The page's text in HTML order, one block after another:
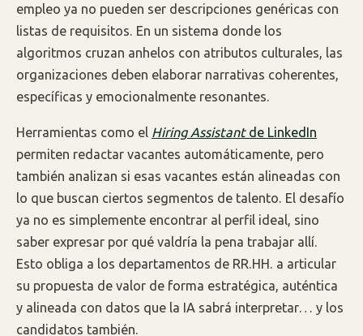
empleo ya no pueden ser descripciones genéricas con
listas de requisitos. En un sistema donde los
algoritmos cruzan anhelos con atributos culturales, las
organizaciones deben elaborar narrativas coherentes,
específicas y emocionalmente resonantes.
Herramientas como el Hiring Assistantde LinkedIn
permiten redactar vacantes automáticamente, pero
también analizan si esas vacantes están alineadas con
lo que buscan ciertos segmentos de talento. El desafío
ya no es simplemente encontrar al perfil ideal, sino
saber expresar por qué valdría la pena trabajar allí.
Esto obliga a los departamentos de RR.HH. a articular
su propuesta de valor de forma estratégica, auténtica
y alineada con datos que la IA sabrá interpretar… y los
candidatos también.